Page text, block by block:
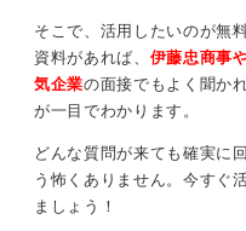
そこで、活用したいのが無
資料があれば、 伊藤忠商事
気企業の面接でもよく聞か
が一目でわかります。
どんな質問が来ても確実に
う怖くありません。今すぐ
ましょう！